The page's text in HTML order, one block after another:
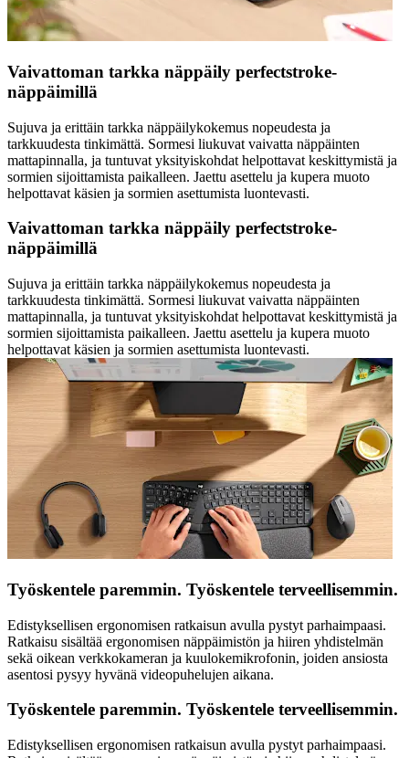
Vaivattoman tarkka näppäily perfectstroke-
näppäimillä
Sujuva ja erittäin tarkka näppäilykokemus nopeudesta ja
tarkkuudesta tinkimättä. Sormesi liukuvat vaivatta näppäinten
mattapinnalla, ja tuntuvat yksityiskohdat helpottavat keskittymistä ja
sormien sijoittamista paikalleen. Jaettu asettelu ja kupera muoto
helpottavat käsien ja sormien asettumista luontevasti.
Vaivattoman tarkka näppäily perfectstroke-
näppäimillä
Sujuva ja erittäin tarkka näppäilykokemus nopeudesta ja
tarkkuudesta tinkimättä. Sormesi liukuvat vaivatta näppäinten
mattapinnalla, ja tuntuvat yksityiskohdat helpottavat keskittymistä ja
sormien sijoittamista paikalleen. Jaettu asettelu ja kupera muoto
helpottavat käsien ja sormien asettumista luontevasti.
Työskentele paremmin. Työskentele terveellisemmin.
Edistyksellisen ergonomisen ratkaisun avulla pystyt parhaimpaasi.
Ratkaisu sisältää ergonomisen näppäimistön ja hiiren yhdistelmän
sekä oikean verkkokameran ja kuulokemikrofonin, joiden ansiosta
asentosi pysyy hyvänä videopuhelujen aikana.
Työskentele paremmin. Työskentele terveellisemmin.
Edistyksellisen ergonomisen ratkaisun avulla pystyt parhaimpaasi.